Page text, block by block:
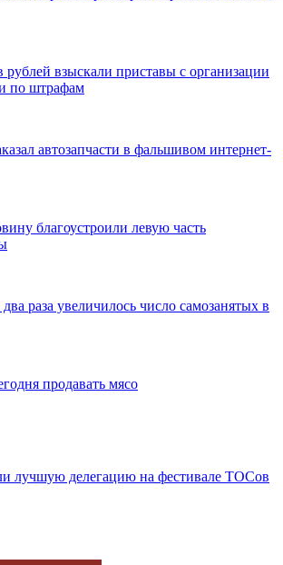
взыскали приставы с организации
по штрафам
автозапчасти в фальшивом интернет-
благоустроили левую часть
раза увеличилось число самозанятых в
продавать мясо
лучшую делегацию на фестивале ТОСов